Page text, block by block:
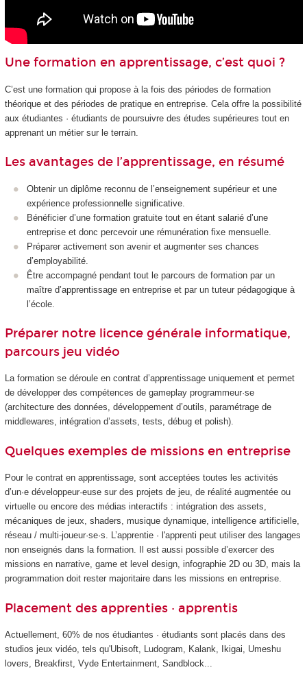
Une formation en apprentissage, c’est quoi ?
C’est une formation qui propose à la fois des périodes de formation
théorique et des périodes de pratique en entreprise. Cela offre la possibilité
aux étudiantes · étudiants de poursuivre des études supérieures tout en
apprenant un métier sur le terrain.
Les avantages de l’apprentissage, en résumé
Obtenir un diplôme reconnu de l’enseignement supérieur et une
expérience professionnelle significative.
Bénéficier d’une formation gratuite tout en étant salarié d’une
entreprise et donc percevoir une rémunération fixe mensuelle.
Préparer activement son avenir et augmenter ses chances
d’employabilité.
Être accompagné pendant tout le parcours de formation par un
maître d’apprentissage en entreprise et par un tuteur pédagogique à
l’école.
Préparer notre licence générale informatique,
parcours jeu vidéo
La formation se déroule en contrat d’apprentissage uniquement et permet
de développer des compétences de gameplay programmeur·se
(architecture des données, développement d’outils, paramétrage de
middlewares, intégration d’assets, tests, débug et polish).
Quelques exemples de missions en entreprise
Pour le contrat en apprentissage, sont acceptées toutes les activités
d’un·e développeur·euse sur des projets de jeu, de réalité augmentée ou
virtuelle ou encore des médias interactifs : intégration des assets,
mécaniques de jeux, shaders, musique dynamique, intelligence artificielle,
réseau / multi-joueur·se·s. L’apprentie · l'apprenti peut utiliser des langages
non enseignés dans la formation. Il est aussi possible d’exercer des
missions en narrative, game et level design, infographie 2D ou 3D, mais la
programmation doit rester majoritaire dans les missions en entreprise.
Placement des apprenties · apprentis
Actuellement, 60% de nos étudiantes · étudiants sont placés dans des
studios jeux vidéo, tels qu'Ubisoft, Ludogram, Kalank, Ikigai, Umeshu
lovers, Breakfirst, Vyde Entertainment, Sandblock...